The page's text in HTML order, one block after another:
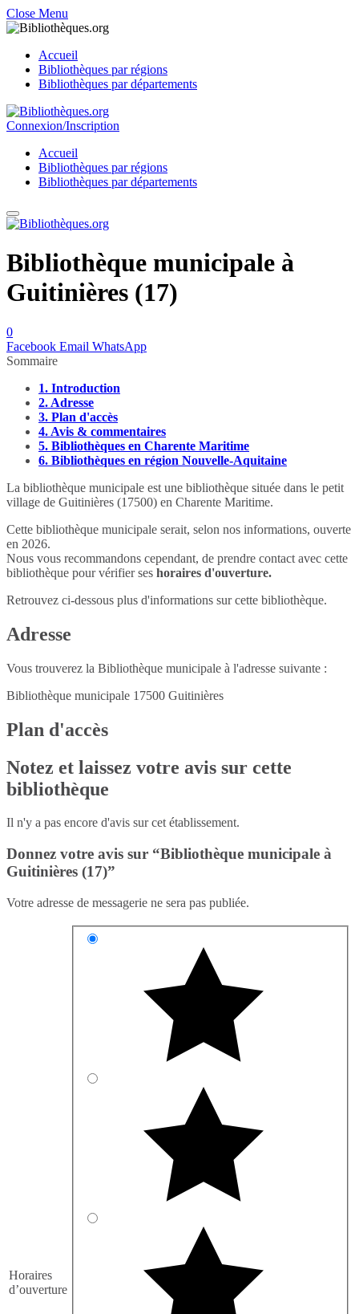
Close Menu
Accueil
Bibliothèques par régions
Bibliothèques par départements
Connexion/Inscription
Accueil
Bibliothèques par régions
Bibliothèques par départements
Bibliothèque municipale à
Guitinières (17)
0
Facebook Email WhatsApp
Sommaire
1. Introduction
2. Adresse
3. Plan d'accès
4. Avis & commentaires
5. Bibliothèques en Charente Maritime
6. Bibliothèques en région Nouvelle-Aquitaine
La bibliothèque municipale est une bibliothèque située dans le petit
village de Guitinières (17500) en Charente Maritime.
Cette bibliothèque municipale serait, selon nos informations, ouverte
en 2026.
Nous vous recommandons cependant, de prendre contact avec cette
bibliothèque pour vérifier ses horaires d'ouverture.
Retrouvez ci-dessous plus d'informations sur cette bibliothèque.
Adresse
Vous trouverez la Bibliothèque municipale à l'adresse suivante :
Bibliothèque municipale 17500 Guitinières
Plan d'accès
Notez et laissez votre avis sur cette
bibliothèque
Il n'y a pas encore d'avis sur cet établissement.
Donnez votre avis sur “Bibliothèque municipale à
Guitinières (17)”
Votre adresse de messagerie ne sera pas publiée.
Horaires
d’ouverture